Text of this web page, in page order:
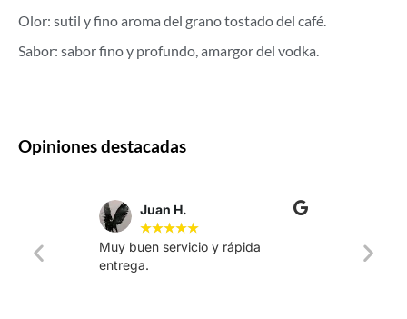
Olor: sutil y fino aroma del grano tostado del café.
Sabor: sabor fino y profundo, amargor del vodka.
Opiniones destacadas
Juan H.
★★★★★
Muy buen servicio y rápida
entrega.
La